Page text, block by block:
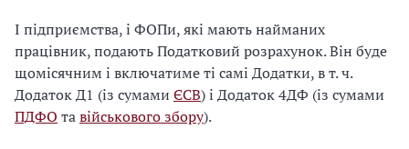
І підприємства, і ФОПи, які мають найманих
працівник, подають Податковий розрахунок. Він буде
щомісячним і включатиме ті самі Додатки, в т. ч.
Додаток Д1 (із сумами ЄСВ) і Додаток 4ДФ (із сумами
ПДФО тавійськового збору).